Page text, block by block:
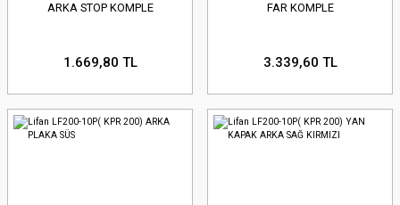
ARKA STOP KOMPLE
1.669,80 TL
FAR KOMPLE
3.339,60 TL